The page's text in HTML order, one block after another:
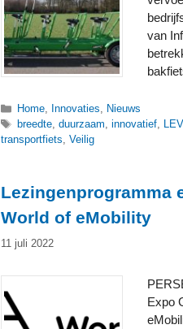
van
Categorieën
Home, Innovaties, Nieuws
Tags
breedte,duurzaam,innovatief,
transportfiets, Veilig
Lezingenprogramma
World of eMobility
11 juli 2022
Expo